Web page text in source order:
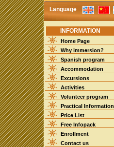
Language
INFORMATION
Home Page
Why immersion?
Spanish program
Accommodation
Excursions
Activities
Volunteer program
Practical Information
Price List
Free Infopack
Enrollment
Contact us